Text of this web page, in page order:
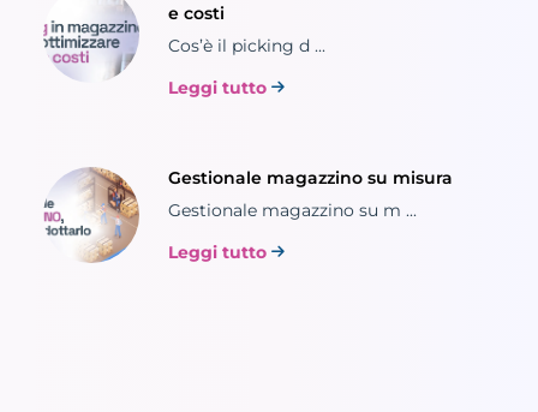
e costi
Cos’è il picking d ...
Leggi tutto
Gestionale magazzino su misura
Gestionale magazzino su m ...
Leggi tutto